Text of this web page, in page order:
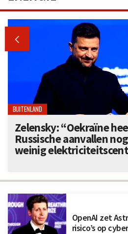
OpenAI zet
risico’s op

BUITENLAND
Zelensky: “Oekraïne
Russische aanvallen
weinig